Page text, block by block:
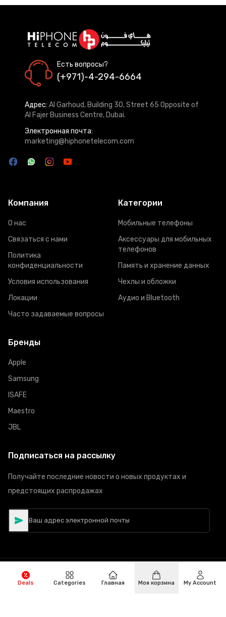
Есть вопросы?
(+971)-4-294-6664
Адрес: Al Garhoud, Building 30, Street 65 Opposite of
Al Fajer Business Centre, Dubai.
Электронная почта:
marketing@hiphonetelecom.com
Компания
О нас
Связаться с нами
Политика
конфиденциальности
Условия использования
Локации
Часто задаваемые вопросы
Категории
Мобильные телефоны
Аксессуары для мобильных
телефонов
Память и хранение данных
Чехлы и обложки
Аудио и Bluetooth
Бренды
Apple
Samsung
ISAFE
Maestro
JBL
Подписаться на рассылку
Получайте последние новости о новых продуктах и
предстоящих распродажах
© Авторское право Hiphone Telecom
Все права
Deals Categories Главная Моя корзина My Account